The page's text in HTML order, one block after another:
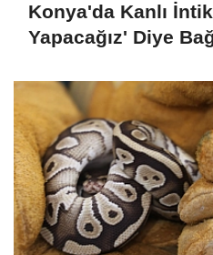
Konya'da Kanlı
Yapacağız' Diye